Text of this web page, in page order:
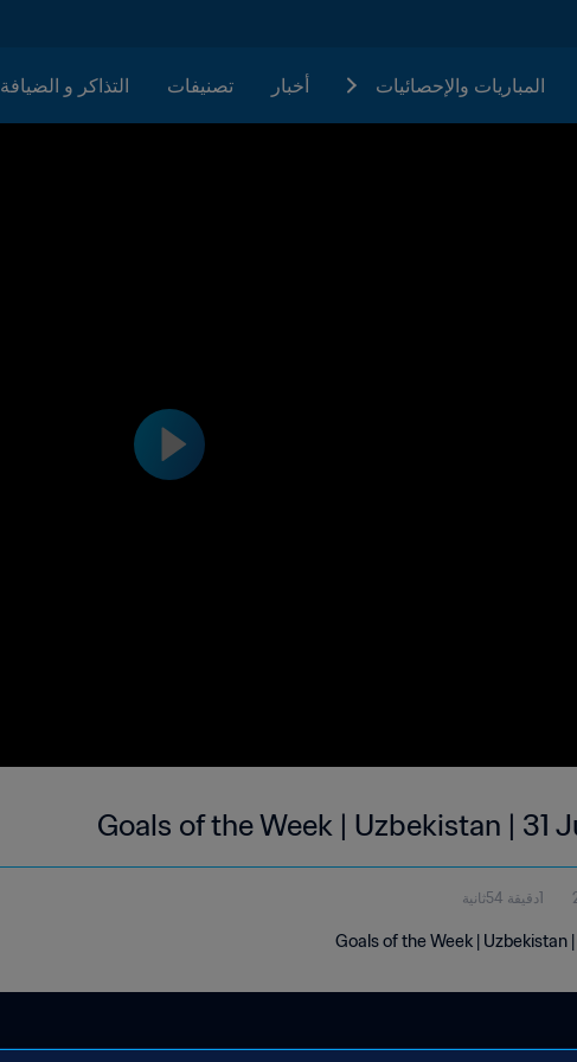
المباريات والإحصائيات أخبار تصنيفات التذاكر و الضيافة
Goals of the Week | Uzbekistan | 31
1دقيقة 54ثانية
Goals of the Week | Uzbekistan